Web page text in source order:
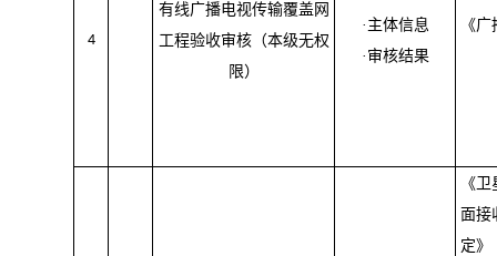
4
有线广播电视传输覆盖网
工程验收审核（本级无权
限）
·主体信息
·审核结果
《
《
面接
定》